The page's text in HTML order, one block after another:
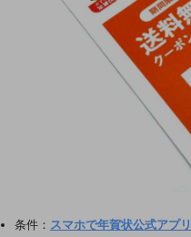
条件： スマホで年賀状公式アプリ